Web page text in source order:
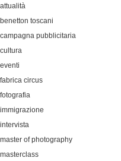
attualità
benetton toscani
campagna pubblicitaria
cultura
eventi
fabrica circus
fotografia
immigrazione
intervista
master of photography
masterclass